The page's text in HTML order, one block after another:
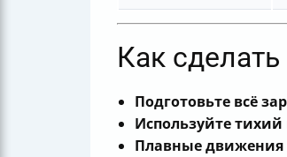
Как
Подготовьте всё
Используйте
Плавные движения